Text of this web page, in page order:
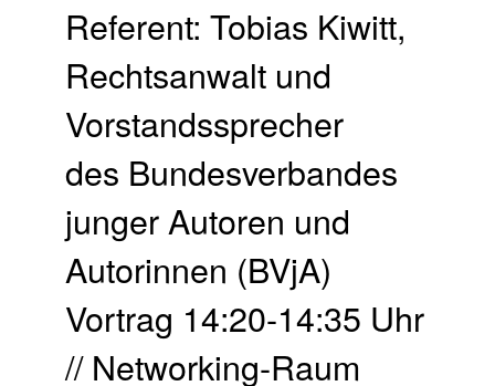
Referent: Tobias Kiwitt,
Rechtsanwalt und
Vorstandssprecher
des Bundesverbandes
junger Autoren und
Autorinnen (BVjA)
Vortrag 14:20-14:35 Uhr
// Networking-Raum